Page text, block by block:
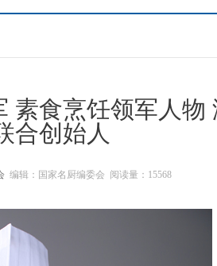
素食烹饪领军人物
合创始人
编辑：国家名厨编委会 阅读量： 15568